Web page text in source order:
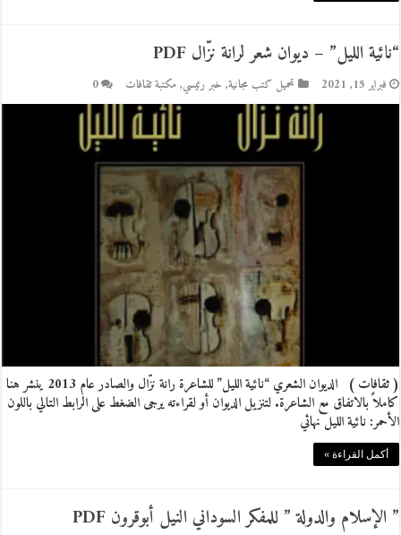
“نائية الليل” – ديوان شعر لرانة نزّال PDF
فبراير 15, 2021 تحميل كتب مجانية, خبر رئيسي, مكتبة ثقافات 0
( ثقافات ) الديوان الشعري “نائية الليل” للشاعرة رانة نزّال والصادر عام 2013 ينشر هنا
كاملاً بالاتفاق مع الشاعرة. لتنزيل الديوان أو لقراءته يرجى الضغط على الرابط التالي باللون
الأحمر: نائية الليل نهائي
أكمل القراءة »
” الإسلام والدولة ” للمفكر السوداني النيل أبوقرون PDF